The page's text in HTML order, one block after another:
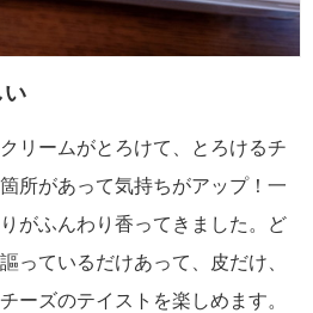
い
リームがとろけて、とろけるチ
所があって気持ちがアップ！一
がふんわり香ってきました。ど
っているだけあって、皮だけ、
ーズのテイストを楽しめます。